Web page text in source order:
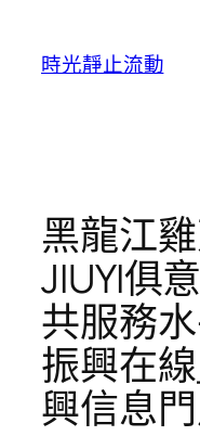
時光靜止流動
黑龍江
JIUYI俱
共服務
振興在
興信息